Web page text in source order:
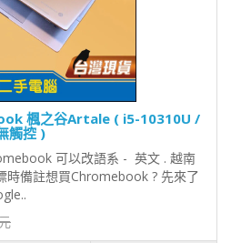
楓之谷Artale ( i5-10310U /
觸控 )
可以改語系 - 英文 . 越南
時備註想買Chromebook ? 先來了